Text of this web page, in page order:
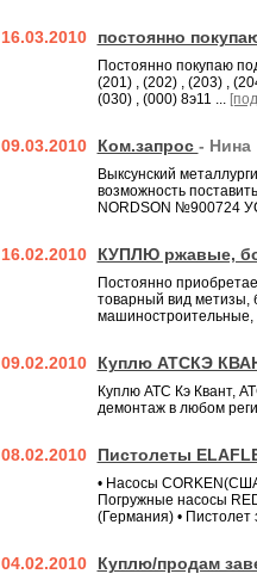
16.03.2010 постоянно
Постоянно покупаю
(201) , (202) , (203) ,
(030) , (000) 8э11 ...
09.03.2010 Ком.запрос - Нина
Выксунский
возможность
NORDSON №900724
16.02.2010 КУПЛЮ ржавые,
Постоянно
товарный вид метизы,
09.02.2010 Куплю АТСКЭ
Куплю АТС Кэ Квант,
демонтаж в любом
08.02.2010 Пистолеты
• Насосы
Погружные насосы
(Германия) •
04.02.2010 Куплю/продам